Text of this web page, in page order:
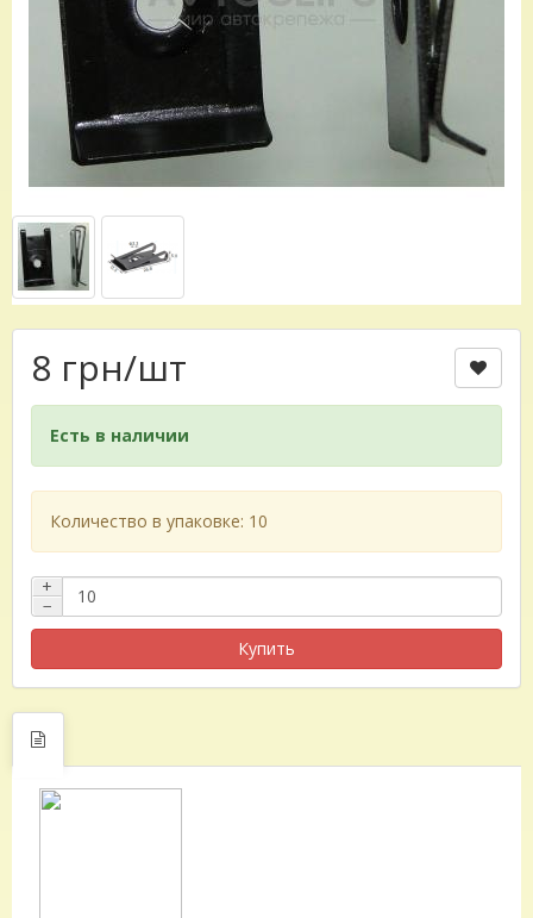
8 грн/шт
Есть в наличии
Количество в упаковке: 10
+
−
Купить